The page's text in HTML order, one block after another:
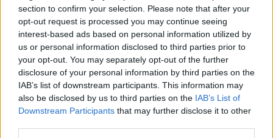
section to confirm your selection. Please note that after your
opt-out request is processed you may continue seeing
interest-based ads based on personal information utilized by
us or personal information disclosed to third parties prior to
your opt-out. You may separately opt-out of the further
disclosure of your personal information by third parties on the
IAB’s list of downstream participants. This information may
also be disclosed by us to third parties on the IAB’s List of
Downstream Participants that may further disclose it to other
Il palazzo di Porta a Mare circondato dalle impalcature
La domanda è:era possibile salvare il murale?Interpellato da
Nazione, Ozmo ha dichiarato di essere stato avvisato della
cancellazione del suo murale a cantiere già iniziato. Inoltre, ha